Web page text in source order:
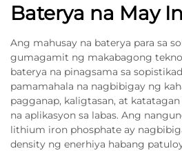
Baterya na May
Ang mahusay na baterya para sa
gumagamit ng makabagong
baterya na pinagsama sa
pamamahala na nagbibigay ng
pagganap, kaligtasan, at
na aplikasyon sa labas. Ang
lithium iron phosphate ay
density ng enerhiya habang